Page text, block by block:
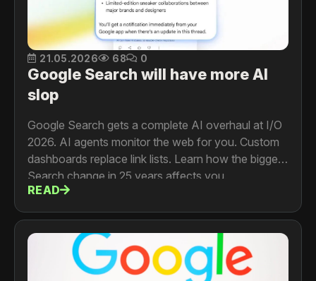
21.05.2026 68 0
Google Search will have more AI
slop
Google Search gets a complete AI overhaul at I/O
2026. AI agents monitor the web for you. Custom
dashboards replace link lists. Learn how the biggest
Search change in 25 years affects you.
READ